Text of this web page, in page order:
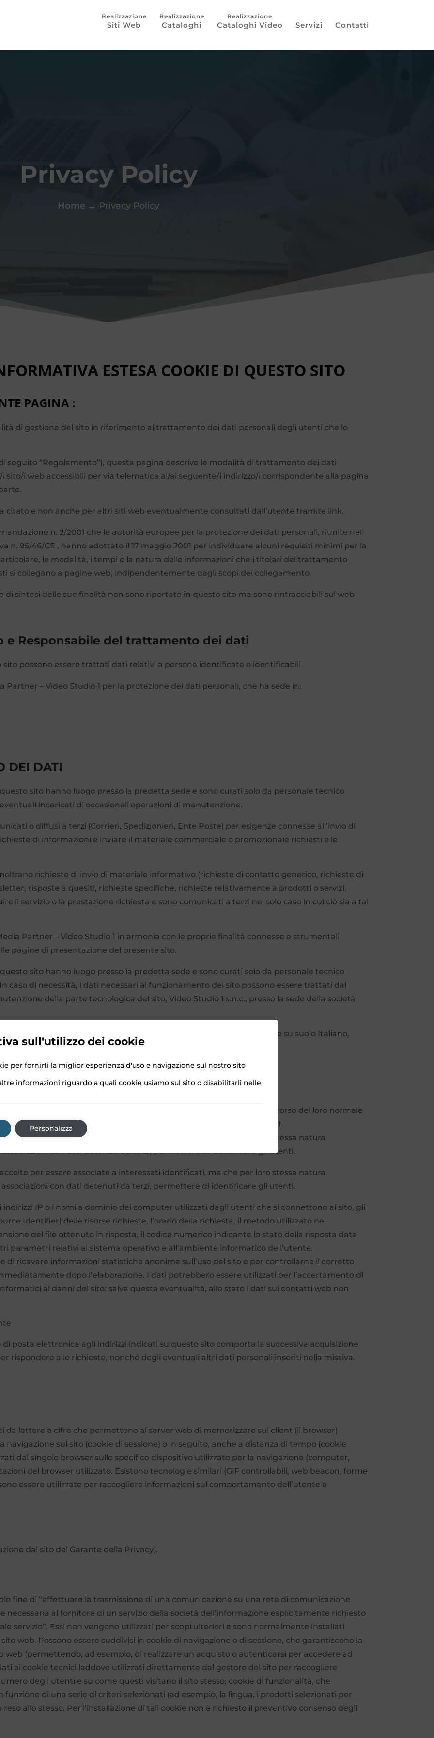
Siti Web Cataloghi Cataloghi Video Servizi Contatti
Privacy Policy
Home → Privacy Policy
ESTESA COOKIE DI QUESTO SITO
PAGINA :
di gestione del sito in riferimento al trattamento dei dati personali degli utenti che lo
seguito “Regolamento”), questa pagina descrive le modalità di trattamento dei dati
sito/i web accessibili per via telematica al/ai seguente/i indirizzo/i corrispondente alla pagina
citato e non anche per altri siti web eventualmente consultati dall’utente tramite link.
n. 2/2001 che le autorità europee per la protezione dei dati personali, riunite nel
n. 95/46/CE , hanno adottato il 17 maggio 2001 per individuare alcuni requisiti minimi per la
le modalità, i tempi e la natura delle informazioni che i titolari del trattamento
si collegano a pagine web, indipendentemente dagli scopi del collegamento.
di sintesi delle sue finalità non sono riportate in questo sito ma sono rintracciabili sul web
e Responsabile del trattamento dei dati
possono essere trattati dati relativi a persone identificate o identificabili.
Partner – Video Studio 1 per la protezione dei dati personali, che ha sede in:
DEI DATI
sito hanno luogo presso la predetta sede e sono curati solo da personale tecnico
incaricati di occasionali operazioni di manutenzione.
o diffusi a terzi (Corrieri, Spedizionieri, Ente Poste) per esigenze connesse all’invio di
di informazioni e inviare il materiale commerciale o promozionale richiesti e le
richieste di invio di materiale informativo (richieste di contatto generico, richieste di
risposte a quesiti, richieste specifiche, richieste relativamente a prodotti o servizi,
il servizio o la prestazione richiesta e sono comunicati a terzi nel solo caso in cui ciò sia a tal
Partner – Video Studio 1 in armonia con le proprie finalità connesse e strumentali
pagine di presentazione del presente sito.
sito hanno luogo presso la predetta sede e sono curati solo da personale tecnico
caso di necessità, i dati necessari al funzionamento del sito possono essere trattati dal
della parte tecnologica del sito, Video Studio 1 s.n.c., presso la sede della società
1 s.n.c. tramite server ubicati nella comunità Europea e in particolare su suolo Italiano,
vigenti in materia di protezione e trattamento dei dati personali.
preposte al funzionamento di questo sito web acquisiscono, nel corso del loro normale
è implicita nell’uso dei protocolli di comunicazione di Internet.
per essere associate a interessati identificati, ma che per loro stessa natura
con dati detenuti da terzi, permettere di identificare gli utenti.
per essere associate a interessati identificati, ma che per loro stessa natura
con dati detenuti da terzi, permettere di identificare gli utenti.
IP o i nomi a dominio dei computer utilizzati dagli utenti che si connettono al sito, gli
Identifier) delle risorse richieste, l’orario della richiesta, il metodo utilizzato nel
del file ottenuto in risposta, il codice numerico indicante lo stato della risposta data
parametri relativi al sistema operativo e all’ambiente informatico dell’utente.
di ricavare informazioni statistiche anonime sull’uso del sito e per controllarne il corretto
dopo l’elaborazione. I dati potrebbero essere utilizzati per l’accertamento di
ai danni del sito: salva questa eventualità, allo stato i dati sui contatti web non
di posta elettronica agli indirizzi indicati su questo sito comporta la successiva acquisizione
rispondere alle richieste, nonché degli eventuali altri dati personali inseriti nella missiva.
da lettere e cifre che permettono al server web di memorizzare sul client (il browser)
navigazione sul sito (cookie di sessione) o in seguito, anche a distanza di tempo (cookie
dal singolo browser sullo specifico dispositivo utilizzato per la navigazione (computer,
del browser utilizzato. Esistono tecnologie similari (GIF controllabili, web beacon, forme
essere utilizzate per raccogliere informazioni sul comportamento dell’utente e
dal sito del Garante della Privacy).
fine di “effettuare la trasmissione di una comunicazione su una rete di comunicazione
al fornitore di un servizio della società dell’informazione esplicitamente richiesto
servizio”. Essi non vengono utilizzati per scopi ulteriori e sono normalmente installati
web. Possono essere suddivisi in cookie di navigazione o di sessione, che garantiscono la
web (permettendo, ad esempio, di realizzare un acquisto o autenticarsi per accedere ad
ai cookie tecnici laddove utilizzati direttamente dal gestore del sito per raccogliere
degli utenti e su come questi visitano il sito stesso; cookie di funzionalità, che
di una serie di criteri selezionati (ad esempio, la lingua, i prodotti selezionati per
reso allo stesso. Per l’installazione di tali cookie non è richiesto il preventivo consenso degli
sull'utilizzo dei cookie
per fornirti la miglior esperienza d'uso e navigazione sul nostro sito
informazioni riguardo a quali cookie usiamo sul sito o disabilitarli nelle
Personalizza